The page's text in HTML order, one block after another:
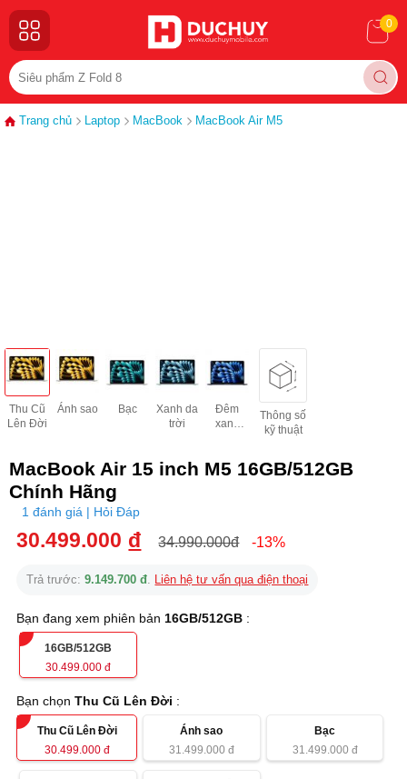
0
Trang chủ Laptop MacBook MacBook Air M5
Thu Cũ
Lên Đời
Ánh sao Bạc
Xanh da
trời
Đêm
xanh
Thông số
kỹ thuật
MacBook Air 15 inch M5 16GB/512GB
Chính Hãng
1 đánh giá | Hỏi Đáp
30.499.000 đ 34.990.000đ -13%
Trả trước:9.149.700 đ. Liên hệ tư vấn qua điện thoại
Bạn đang xem phiên bản 16GB/512GB :
16GB/512GB
30.499.000 đ
Bạn chọnThu Cũ Lên Đời :
Thu Cũ Lên Đời
30.499.000đ
Ánh sao
31.499.000đ
Bạc
31.499.000đ